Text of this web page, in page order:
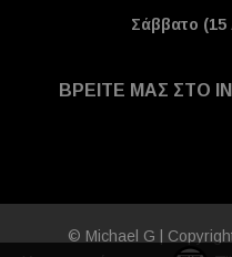
Σάββατο (15
ΒΡΕΙΤΕ ΜΑΣ ΣΤΟ
© Michael G |